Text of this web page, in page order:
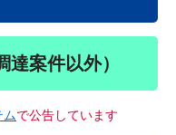
案件以外）
ムで公告しています